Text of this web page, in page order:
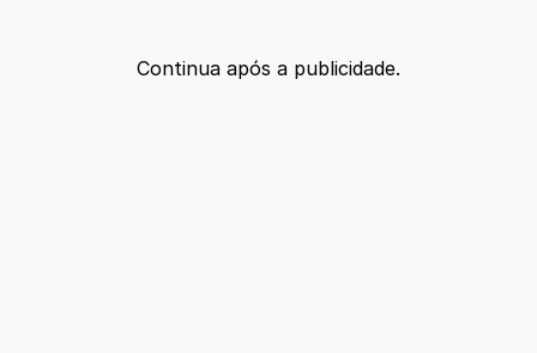
Continua após a publicidade.